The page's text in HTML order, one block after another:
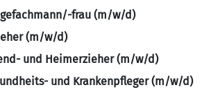
frau (m/w/d)
(m/w/d)
und Heimerzieher (m/w/d)
und Krankenpfleger (m/w/d)